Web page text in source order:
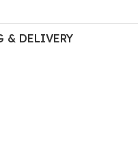
& DELIVERY